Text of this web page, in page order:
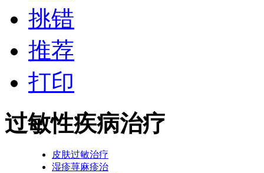
挑错
推荐
打印
过敏性疾病治疗
皮肤过敏治疗
湿疹荨麻疹治